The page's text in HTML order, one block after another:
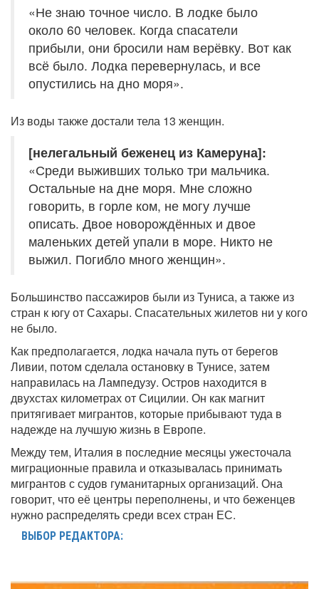
«Не знаю точное число. В лодке было
около 60 человек. Когда спасатели
прибыли, они бросили нам верёвку. Вот как
всё было. Лодка перевернулась, и все
опустились на дно моря».
Из воды также достали тела 13 женщин.
[нелегальный беженец из Камеруна]:
«Среди выживших только три мальчика.
Остальные на дне моря. Мне сложно
говорить, в горле ком, не могу лучше
описать. Двое новорождённых и двое
маленьких детей упали в море. Никто не
выжил. Погибло много женщин».
Большинство пассажиров были из Туниса, а также из
стран к югу от Сахары. Спасательных жилетов ни у кого
не было.
Как предполагается, лодка начала путь от берегов
Ливии, потом сделала остановку в Тунисе, затем
направилась на Лампедузу. Остров находится в
двухстах километрах от Сицилии. Он как магнит
притягивает мигрантов, которые прибывают туда в
надежде на лучшую жизнь в Европе.
Между тем, Италия в последние месяцы ужесточала
миграционные правила и отказывалась принимать
мигрантов с судов гуманитарных организаций. Она
говорит, что её центры переполнены, и что беженцев
нужно распределять среди всех стран ЕС.
ВЫБОР РЕДАКТОРА: